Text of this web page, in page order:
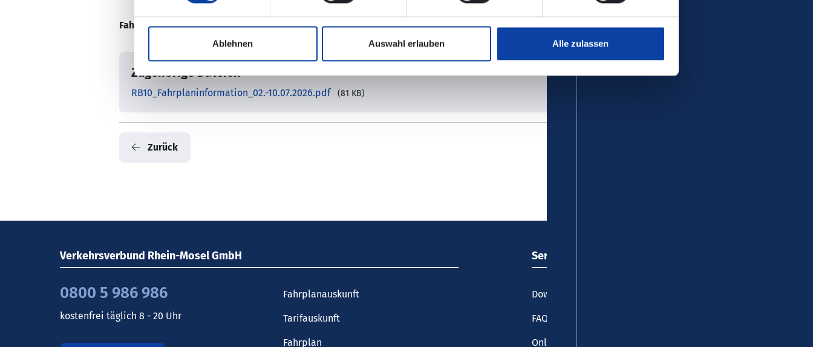
Ablehnen Auswahl erlauben Alle zulassen
Fahrplaninformation:
Zugehörige Dateien
RB10_Fahrplaninformation_02.-10.07.2026.pdf (81 KB)
Zurück
Verkehrsverbund Rhein-Mosel GmbH
0800 5 986 986
kostenfrei täglich 8 - 20 Uhr
Fahrplanauskunft
Tarifauskunft
Fahrplan
Service
Downloadcenter
FAQ
Online- und Handy-Tickets